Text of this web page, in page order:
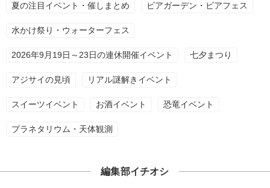
夏の注目イベント・催しまとめ ビアガーデン・ビアフェス
水かけ祭り・ウォーターフェス
2026年9月19日～23日の連休開催イベント 七夕まつり
アジサイの見頃 リアル謎解きイベント
スイーツイベント お酒イベント 恐竜イベント
プラネタリウム・天体観測
編集部イチオシ